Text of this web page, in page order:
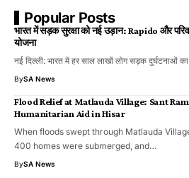
Popular Posts
भारत में सड़क सुरक्षा को नई उड़ान: Rapido और
योजना
नई दिल्ली: भारत में हर साल लाखों लोग सड़क दुर्घटनाओं
BySA News
Flood Relief at Matlauda Village: Sant
Humanitarian Aid in Hisar
When floods swept through Matlauda
400 homes were submerged, and…
BySA News